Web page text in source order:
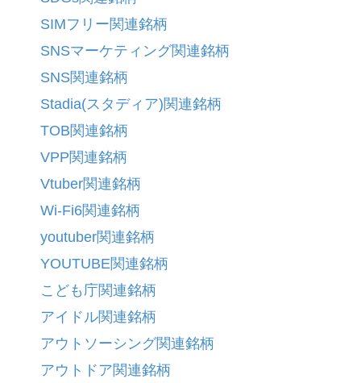
SIMフリー関連銘柄
SNSマーケティング関連銘柄
SNS関連銘柄
Stadia(スタディア)関連銘柄
TOB関連銘柄
VPP関連銘柄
Vtuber関連銘柄
Wi-Fi6関連銘柄
youtuber関連銘柄
YOUTUBE関連銘柄
こども庁関連銘柄
アイドル関連銘柄
アウトソーシング関連銘柄
アウトドア関連銘柄